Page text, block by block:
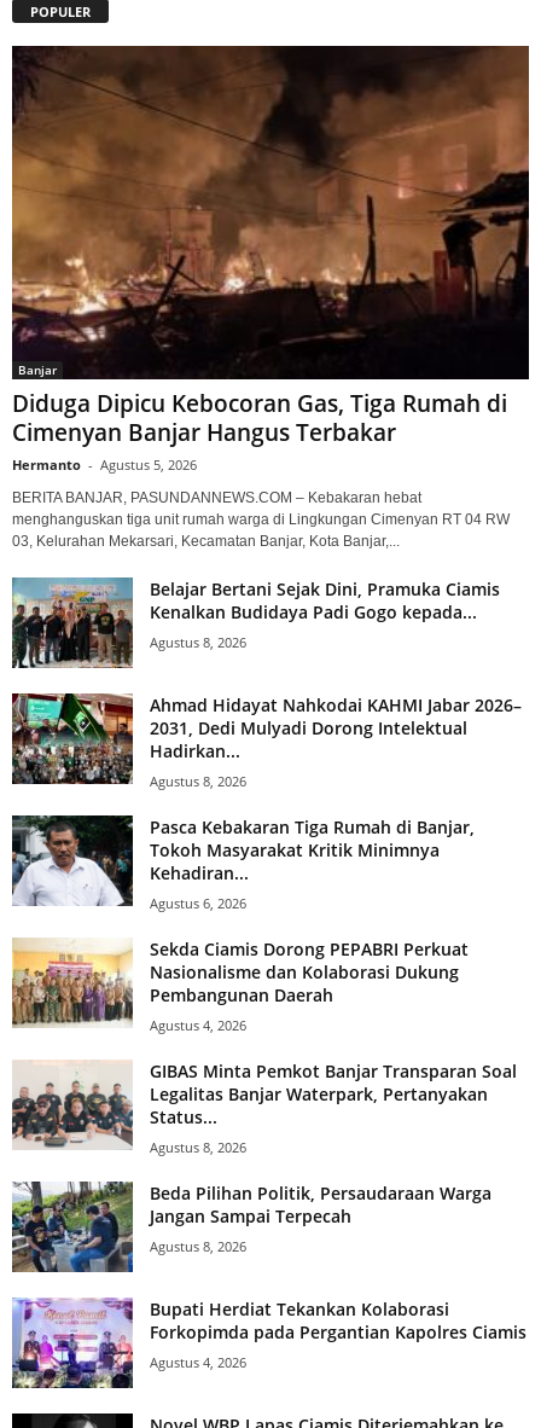
POPULER
Banjar
Diduga Dipicu Kebocoran Gas, Tiga Rumah di
Cimenyan Banjar Hangus Terbakar
Hermanto - Agustus 5, 2026
BERITA BANJAR, PASUNDANNEWS.COM – Kebakaran hebat
menghanguskan tiga unit rumah warga di Lingkungan Cimenyan RT 04 RW
03, Kelurahan Mekarsari, Kecamatan Banjar, Kota Banjar,...
Belajar Bertani Sejak Dini, Pramuka Ciamis
Kenalkan Budidaya Padi Gogo kepada...
Agustus 8, 2026
Ahmad Hidayat Nahkodai KAHMI Jabar 2026–
2031, Dedi Mulyadi Dorong Intelektual
Hadirkan...
Agustus 8, 2026
Pasca Kebakaran Tiga Rumah di Banjar,
Tokoh Masyarakat Kritik Minimnya
Kehadiran...
Agustus 6, 2026
Sekda Ciamis Dorong PEPABRI Perkuat
Nasionalisme dan Kolaborasi Dukung
Pembangunan Daerah
Agustus 4, 2026
GIBAS Minta Pemkot Banjar Transparan Soal
Legalitas Banjar Waterpark, Pertanyakan
Status...
Agustus 8, 2026
Beda Pilihan Politik, Persaudaraan Warga
Jangan Sampai Terpecah
Agustus 8, 2026
Bupati Herdiat Tekankan Kolaborasi
Forkopimda pada Pergantian Kapolres Ciamis
Agustus 4, 2026